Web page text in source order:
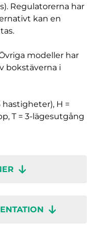
Regulatorerna har
kan en
modeller har
bokstäverna i
hastigheter), H =
T = 3-lägesutgång